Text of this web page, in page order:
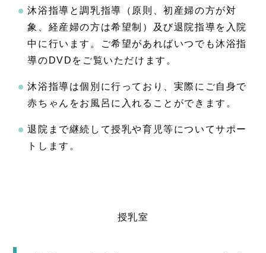
沐浴指導と調乳指導（原則、初産婦の方が対
象、経産婦の方は希望制）及び退院指導を入院
中に行います。ご希望があればいつでも沐浴指
導のDVDをご覧いただけます。
沐浴指導は個別に行っており、実際にご自身で
赤ちゃんをお風呂に入れることができます。
退院まで継続して授乳や育児等についてサポー
トします。
授乳室